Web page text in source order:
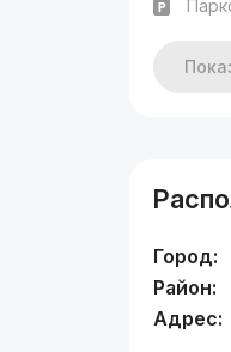
Город:
Район:
Адрес: